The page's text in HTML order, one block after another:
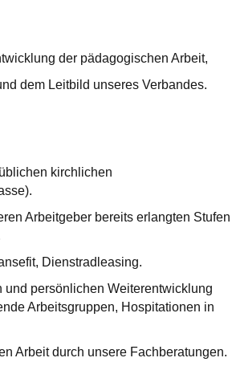
der pädagogischen Arbeit,
dem Leitbild unseres Verbandes.
kirchlichen
Arbeitgeber bereits erlangten Stufen
Dienstradleasing.
persönlichen Weiterentwicklung
Arbeitsgruppen, Hospitationen in
Arbeit durch unsere Fachberatungen.